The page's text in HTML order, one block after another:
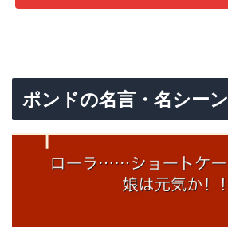
ポンドの名言・名シーン